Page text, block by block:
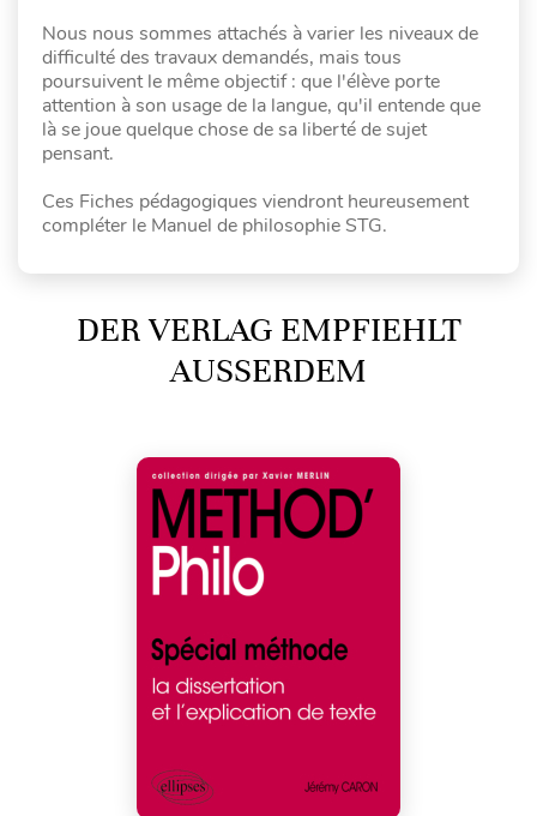
Nous nous sommes attachés à varier les niveaux de
difficulté des travaux demandés, mais tous
poursuivent le même objectif : que l'élève porte
attention à son usage de la langue, qu'il entende que
là se joue quelque chose de sa liberté de sujet
pensant.
Ces Fiches pédagogiques viendront heureusement
compléter le Manuel de philosophie STG.
DER VERLAG EMPFIEHLT
AUSSERDEM